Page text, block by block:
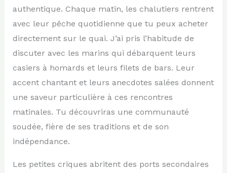
authentique. Chaque matin, les chalutiers rentrent
avec leur pêche quotidienne que tu peux acheter
directement sur le quai. J’ai pris l’habitude de
discuter avec les marins qui débarquent leurs
casiers à homards et leurs filets de bars. Leur
accent chantant et leurs anecdotes salées donnent
une saveur particulière à ces rencontres
matinales. Tu découvriras une communauté
soudée, fière de ses traditions et de son
indépendance.
Les petites criques abritent des ports secondaires